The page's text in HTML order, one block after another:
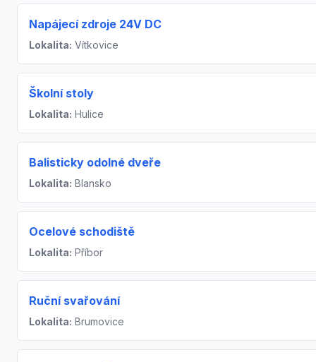
Napájecí zdroje 24V DC
Lokalita: Vítkovice
Školní stoly
Lokalita: Hulice
Balisticky odolné dveře
Lokalita: Blansko
Ocelové schodiště
Lokalita: Příbor
Ruční svařování
Lokalita: Brumovice